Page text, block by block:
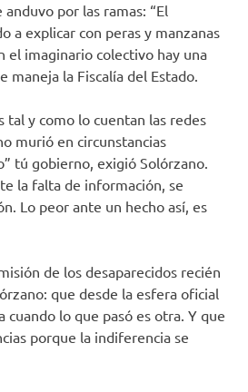
por las ramas: “El
a explicar con peras y manzanas
el imaginario colectivo hay una
maneja la Fiscalía del Estado.
tal y como lo cuentan las redes
murió en circunstancias
tú gobierno, exigió Solórzano.
la falta de información, se
Lo peor ante un hecho así, es
de los desaparecidos recién
que desde la esfera oficial
cuando lo que pasó es otra. Y que
porque la indiferencia se